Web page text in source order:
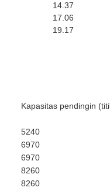
14.37
17.06
19.17
Kapasitas pendingin
5240
6970
6970
8260
8260